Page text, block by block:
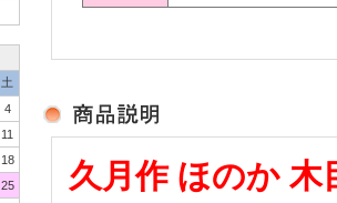
土
4
11
18
25
久月作 ほのか 木